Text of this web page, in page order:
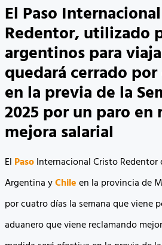
El Paso
Redentor, utilizado
argentinos para
quedará cerrado
en la previa de la
2025 por un paro en
mejora salarial
El PasoInternacional Cristo Redentor
Argentina yChileen la provincia de
por cuatro días la semana que viene
aduanero que viene reclamando